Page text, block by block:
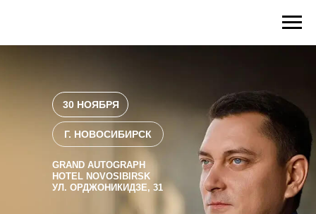
30 НОЯБРЯ
GRAND AUTOGRAPH
HOTEL NOVOSIBIRSK
УЛ. ОРДЖОНИКИДЗЕ, 31
Г. НОВОСИБИРСК